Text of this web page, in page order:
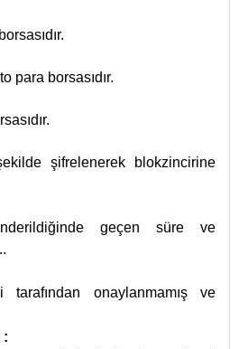
para borsasıdır.
şifrelenerek blokzincirine
geçen süre ve
onaylanmamış ve
: